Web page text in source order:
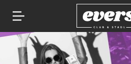
Springe
Inhalt